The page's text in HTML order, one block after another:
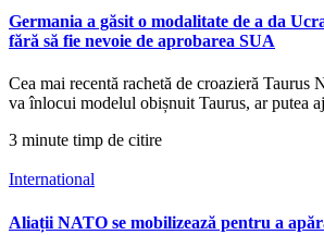
Germania a găsit o modalitate de a da
fără să fie nevoie de aprobarea SUA
Cea mai recentă rachetă de croazieră Taurus
va înlocui modelul obișnuit Taurus, ar putea
3 minute timp de citire
International
Aliații NATO se mobilizează pentru a